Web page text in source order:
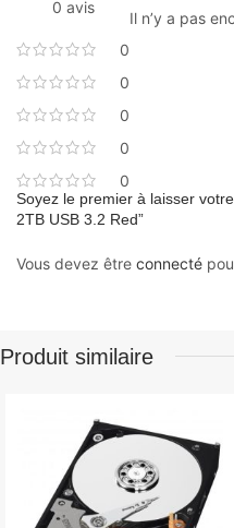
0 avis
0
0
0
0
0
Il n’y a pas
Soyez le premier à laisser
2TB USB 3.2 Red”
Vous devez être connecté
Produit similaire